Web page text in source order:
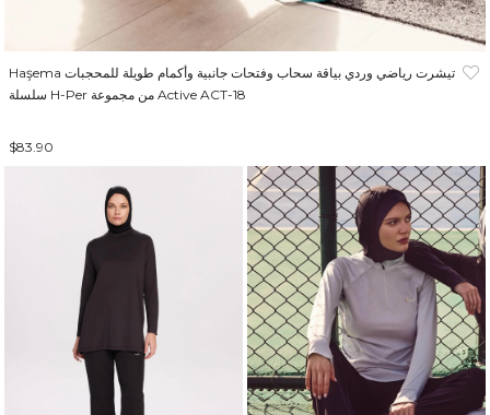
Haşema تيشرت رياضي وردي بياقة سحاب وفتحات جانبية وأكمام طويلة للمحجبات
سلسلة H-Per من مجموعة Active ACT-18
$83.90